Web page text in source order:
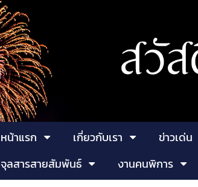
หน้าแรก เกี่ยวกับเรา ข่าวเด่น
จุลสารสายสัมพันธ์
งานคนพิการ